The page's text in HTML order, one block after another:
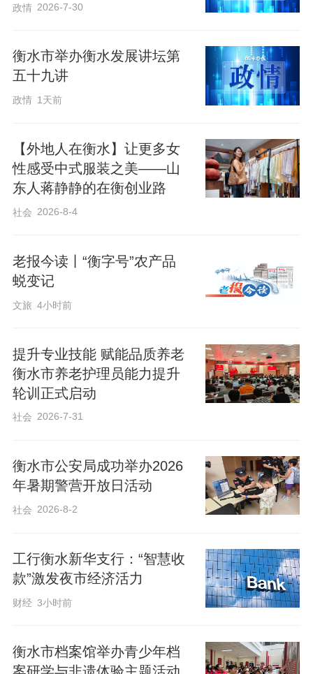
政情 2026-7-30
衡水市举办衡水发展讲坛第
五十九讲
政情 1天前
【外地人在衡水】让更多女
性感受中式服装之美——山
东人蒋静静的在衡创业路
社会 2026-8-4
老报今读丨“衡字号”农产品
蜕变记
文旅 4小时前
提升专业技能 赋能品质养老
衡水市养老护理员能力提升
轮训正式启动
社会 2026-7-31
衡水市公安局成功举办2026
年暑期警营开放日活动
社会 2026-8-2
工行衡水新华支行：“智慧收
款”激发夜市经济活力
财经 3小时前
衡水市档案馆举办青少年档